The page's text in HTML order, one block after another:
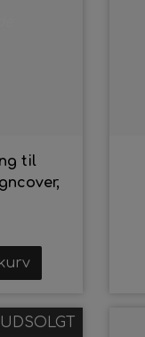
til
UDSOLGT